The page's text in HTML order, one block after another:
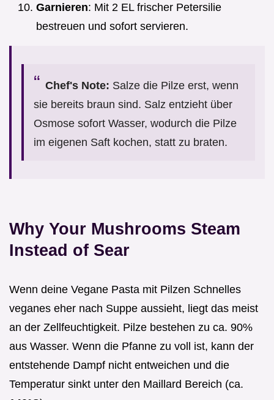
Garnieren: Mit 2 EL frischer Petersilie
bestreuen und sofort servieren.
Chef's Note: Salze die Pilze erst, wenn
sie bereits braun sind. Salz entzieht über
Osmose sofort Wasser, wodurch die Pilze
im eigenen Saft kochen, statt zu braten.
Why Your Mushrooms Steam
Instead of Sear
Wenn deine Vegane Pasta mit Pilzen Schnelles
veganes eher nach Suppe aussieht, liegt das meist
an der Zellfeuchtigkeit. Pilze bestehen zu ca. 90%
aus Wasser. Wenn die Pfanne zu voll ist, kann der
entstehende Dampf nicht entweichen und die
Temperatur sinkt unter den Maillard Bereich (ca.